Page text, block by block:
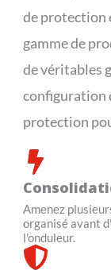
de protection
gamme de
de véritables
configuration
protection
Amenez
organisé avant
l'onduleur.